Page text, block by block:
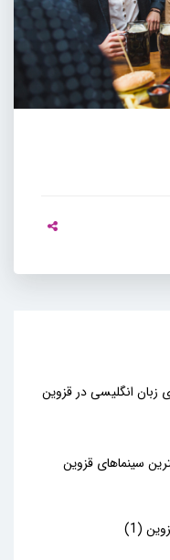
زبان انگلیسی در قزوین
سینماهای قزوین
(1)